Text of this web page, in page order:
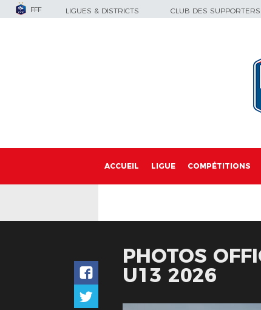
FFF LIGUES & DISTRICTS CLUB DES SUPPORTERS
ACCUEIL LIGUE COMPÉTITIONS
PHOTOS
U13 2026